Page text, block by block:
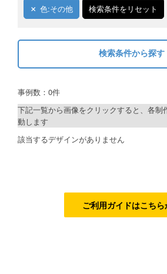
ご利用料金
ご利用の流れ
キャンセルについて
FAQ（よくあるご質問）
お見積り・お問合せ
色:その他 検索条件をリセット
検索条件から探す
制作プランで探す
シルバーコース
事例数：0件
下記一覧から画像をクリックすると、各制
動します
該当するデザインがありません
ご利用ガイドはこちら